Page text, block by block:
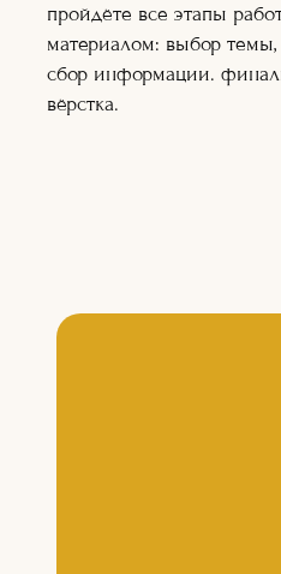
БЕСПЛАТНЫЙ
ОБРАЗОВАТЕЛЬНЫЙ
по созданию
пройдёте все этапы
материалом: выбор темы,
сбор информации.
вёрстка.